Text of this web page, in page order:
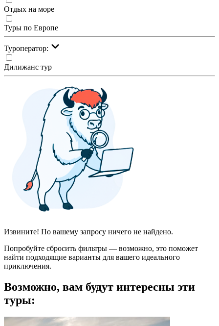
Отдых на море
Туры по Европе
Туроператор:
Дилижанс тур
Извините! По вашему запросу ничего не найдено.
Попробуйте сбросить фильтры — возможно, это поможет
найти подходящие варианты для вашего идеального
приключения.
Возможно, вам будут интересны эти
туры: